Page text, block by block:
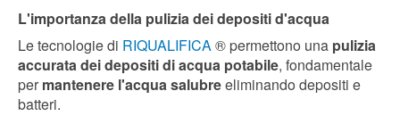
L'importanza della pulizia dei depositi d'acqua
Le tecnologie di RIQUALIFICA® permettono una pulizia
accurata dei depositi di acqua potabile, fondamentale
per mantenere l'acqua salubreeliminando depositi e
batteri.